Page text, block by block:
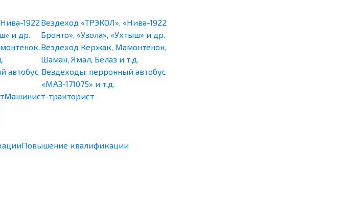
Вездеход «ТРЭКОЛ», «Нива-1922
Бронто», «Узола», «Ухтыш» и др.
Вездеход Кержак, Мамонтенок,
Шаман, Ямал, Белаз и т.д.
Вездеходы: перронный автобус
«МАЗ-171075» и т.д.
Машинист-тракторист
Повышение квалификации